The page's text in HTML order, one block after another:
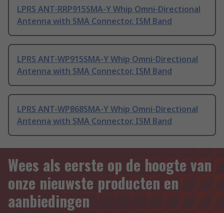
LPRS ANT-RRP915SMA-Y Whip Omni-Directional
Antenna with SMA Connector, ISM Band
LPRS ANT-WP915SMA-Y Whip Omni-Directional
Antenna with SMA Connector, ISM Band
LPRS ANT-WP868SMA-Y Whip Omni-Directional
Antenna with SMA Connector, ISM Band
Wees als eerste op de hoogte van
onze nieuwste producten en
aanbiedingen